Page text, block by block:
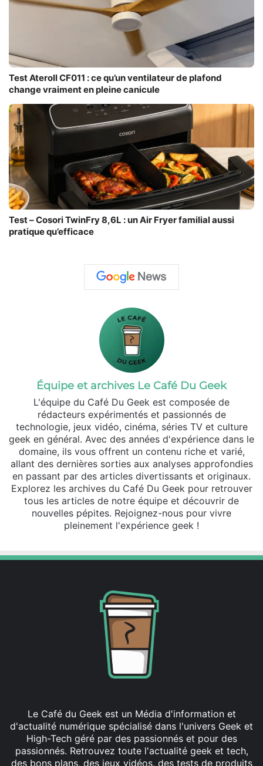
Test Ateroll CF011 : ce qu’un ventilateur de plafond
change vraiment en pleine canicule
Test – Cosori TwinFry 8,6L : un Air Fryer familial aussi
pratique qu’efficace
Équipe et archives Le Café Du Geek
L'équipe du Café Du Geek est composée de
rédacteurs expérimentés et passionnés de
technologie, jeux vidéo, cinéma, séries TV et culture
geek en général. Avec des années d'expérience dans le
domaine, ils vous offrent un contenu riche et varié,
allant des dernières sorties aux analyses approfondies
en passant par des articles divertissants et originaux.
Explorez les archives du Café Du Geek pour retrouver
tous les articles de notre équipe et découvrir de
nouvelles pépites. Rejoignez-nous pour vivre
pleinement l'expérience geek !
Le Café du Geek est un Média d'information et
d'actualité numérique spécialisé dans l'univers Geek et
High-Tech géré par des passionnés et pour des
passionnés. Retrouvez toute l'actualité geek et tech,
des bons plans, des jeux vidéos, des tests de produits